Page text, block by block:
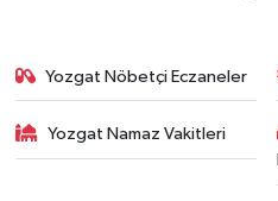
Yozgat Nöbetçi Eczaneler
Yozgat Namaz Vakitleri